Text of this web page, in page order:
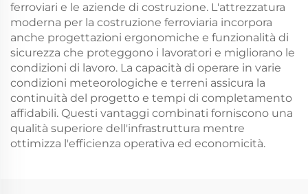
ferroviari e le aziende di costruzione. L'attrezzatura
moderna per la costruzione ferroviaria incorpora
anche progettazioni ergonomiche e funzionalità di
sicurezza che proteggono i lavoratori e migliorano le
condizioni di lavoro. La capacità di operare in varie
condizioni meteorologiche e terreni assicura la
continuità del progetto e tempi di completamento
affidabili. Questi vantaggi combinati forniscono una
qualità superiore dell'infrastruttura mentre
ottimizza l'efficienza operativa ed economicità.